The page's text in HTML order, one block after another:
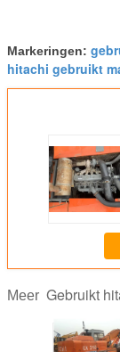
Markeringen:
hitachi gebruikt
Meer Gebruikt